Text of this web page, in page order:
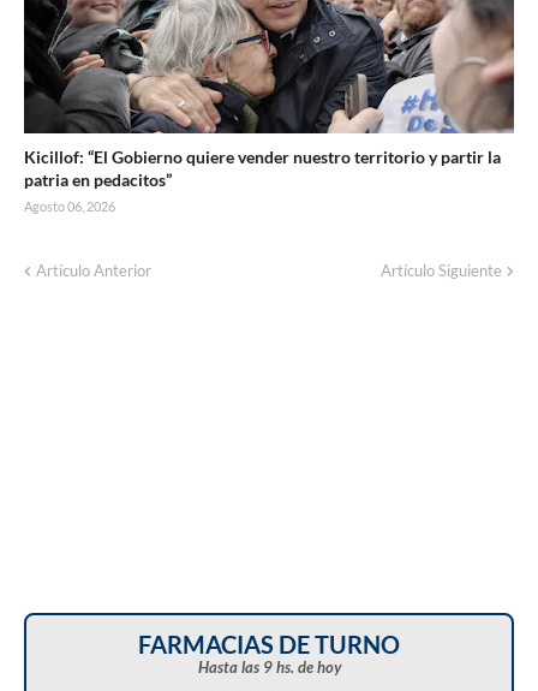
Kicillof: “El Gobierno quiere vender nuestro territorio y partir la
patria en pedacitos”
Agosto 06, 2026
Artículo Anterior Artículo Siguiente
Corte de energía programado para este
FARMACIAS DE TURNO
Hasta las 9 hs. de hoy